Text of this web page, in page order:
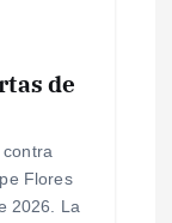
de
Flores
2026. La